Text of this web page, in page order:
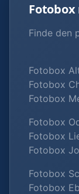
Finde den
Fotobox
Fotobox
Fotobox
Fotobox
Fotobox
Fotobox
Fotobox
Fotobox